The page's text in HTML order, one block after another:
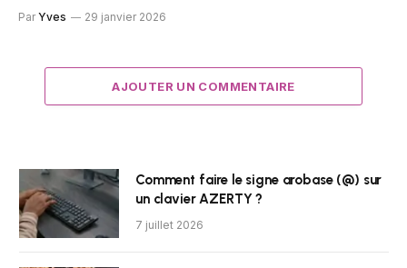
Par Yves 29 janvier 2026
AJOUTER UN COMMENTAIRE
Comment faire le signe arobase (@) sur
un clavier AZERTY ?
7 juillet 2026